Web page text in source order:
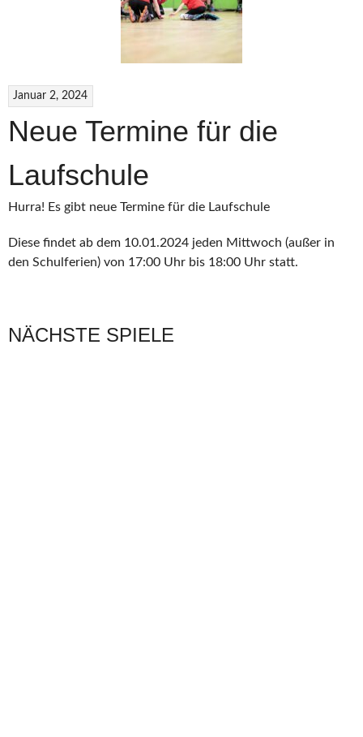
Januar 2, 2024
Neue Termine für die
Laufschule
Hurra! Es gibt neue Termine für die Laufschule
Diese findet ab dem 10.01.2024 jeden Mittwoch (außer in
den Schulferien) von 17:00 Uhr bis 18:00 Uhr statt.
NÄCHSTE SPIELE